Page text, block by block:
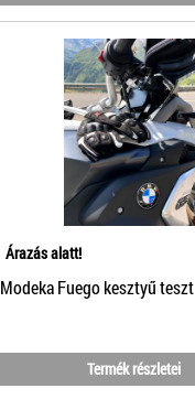
Árazás alatt!
Modeka Fuego kesztyű teszt
Termék részletei